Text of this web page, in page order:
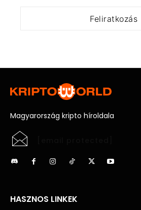
Magyarország kripto híroldala
HASZNOS LINKEK